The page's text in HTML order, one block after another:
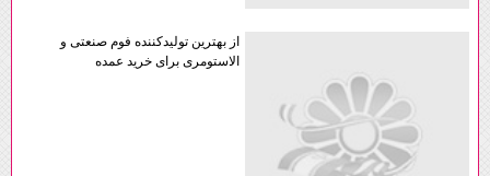
از بهترین تولیدکننده فوم صنعتی و
الاستومری برای خرید عمده